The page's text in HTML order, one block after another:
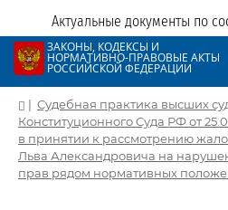
Актуальные документы по
ЗАКОНЫ, КОДЕКСЫ И
НОРМАТИВНО-ПРАВОВЫЕ АКТЫ
РОССИЙСКОЙ ФЕДЕРАЦИИ
| Судебная практика высших
Конституционного Суда РФ от
в принятии к рассмотрению
Льва Александровича на
прав рядом нормативных